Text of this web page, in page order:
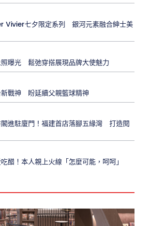
Vivier七夕限定系列 銀河元素融合紳士美
曝光 鬆弛穿搭展現品牌大使魅力
戰神 盼延續父親籃球精神
閣進駐廈門！福建首店落腳五緣灣 打造閱
醋！本人親上火線「怎麼可能，呵呵」